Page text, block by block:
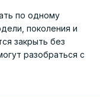
по одному
поколения и
закрыть без
разобраться с